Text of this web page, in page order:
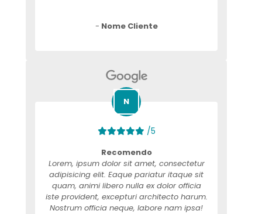
- Nome Cliente
/5
Recomendo
Lorem, ipsum dolor sit amet, consectetur
adipisicing elit. Eaque pariatur itaque sit
quam, animi libero nulla ex dolor officia
iste provident, excepturi architecto harum.
Nostrum officia neque, labore nam ipsa!